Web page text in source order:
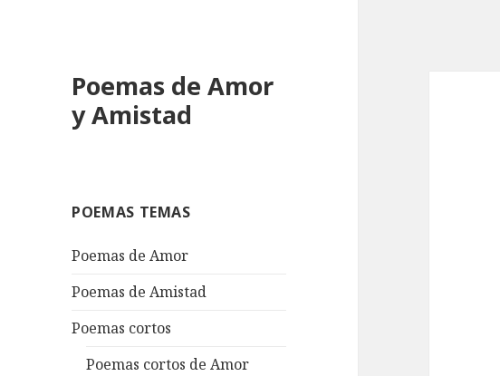
Poemas de Amor
y Amistad
POEMAS TEMAS
Poemas de Amor
Poemas de Amistad
Poemas cortos
Poemas cortos de Amor